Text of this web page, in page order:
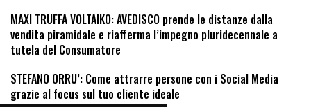
MAXI TRUFFA VOLTAIKO: AVEDISCO prende le distanze dalla
vendita piramidale e riafferma l’impegno pluridecennale a
tutela del Consumatore
STEFANO ORRU’: Come attrarre persone con i Social Media
grazie al focus sul tuo cliente ideale